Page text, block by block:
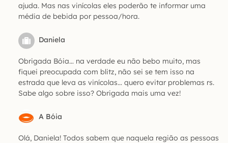
ajuda. Mas nas vinícolas eles poderão te informar uma
média de bebida por pessoa/hora.
Daniela
Obrigada Bóia… na verdade eu não bebo muito, mas
fiquei preocupada com blitz, não sei se tem isso na
estrada que leva as vinícolas… quero evitar problemas rs.
Sabe algo sobre isso? Obrigada mais uma vez!
A Bóia
Olá, Daniela! Todos sabem que naquela região as pessoas